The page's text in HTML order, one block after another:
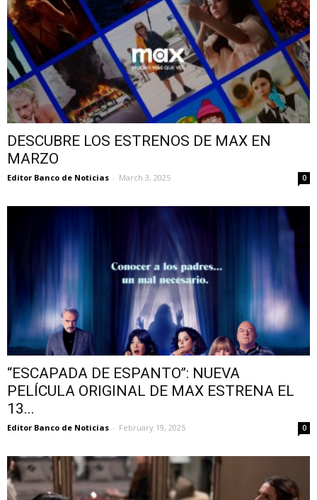
DESCUBRE LOS ESTRENOS DE MAX EN
MARZO
Editor Banco de Noticias - March 3, 2025 0
‘‘ESCAPADA DE ESPANTO’’: NUEVA
PELÍCULA ORIGINAL DE MAX ESTRENA EL
13...
Editor Banco de Noticias - February 19, 2025 0